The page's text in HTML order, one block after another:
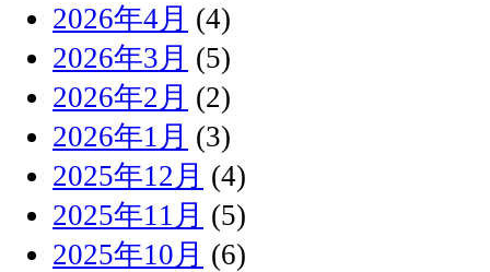
2026年4月 (4)
2026年3月 (5)
2026年2月 (2)
2026年1月 (3)
2025年12月 (4)
2025年11月 (5)
2025年10月 (6)